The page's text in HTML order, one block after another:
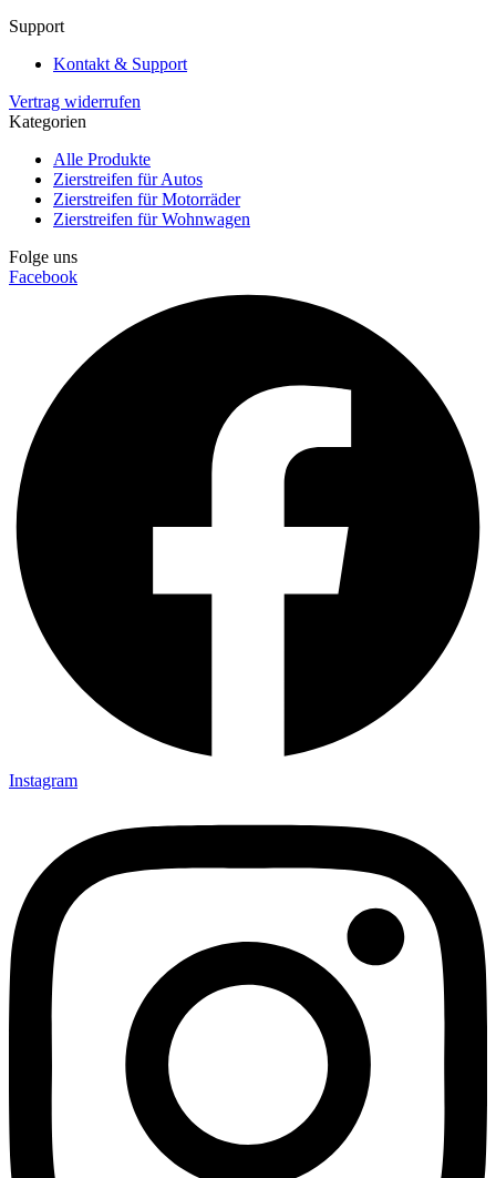
Support
Kontakt & Support
Vertrag widerrufen
Kategorien
Alle Produkte
Zierstreifen für Autos
Zierstreifen für Motorräder
Zierstreifen für Wohnwagen
Folge uns
Facebook
Instagram